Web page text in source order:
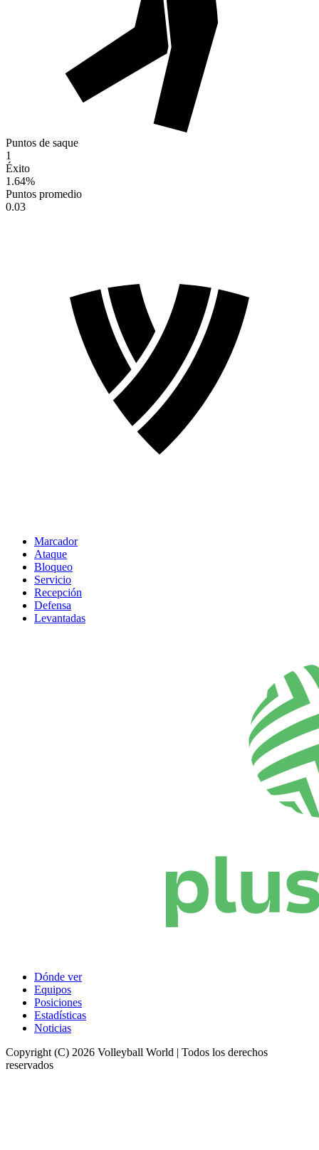
Puntos de saque
1
Éxito
1.64%
Puntos promedio
0.03
Marcador
Ataque
Bloqueo
Servicio
Recepción
Defensa
Levantadas
Dónde ver
Equipos
Posiciones
Estadísticas
Noticias
Copyright (C) 2026 Volleyball World | Todos los derechos
reservados